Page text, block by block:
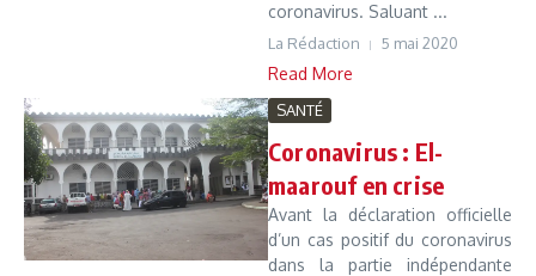
coronavirus. Saluant ...
La Rédaction 5 mai 2020
Read More
SANTÉ
Coronavirus : El-
maarouf en crise
Avant la déclaration officielle
d’un cas positif du coronavirus
dans la partie indépendante